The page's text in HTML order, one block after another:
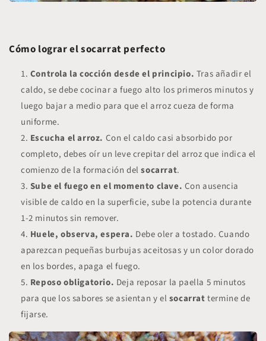
Cómo lograr el socarrat perfecto
Controla la cocción desde el principio. Tras añadir el
caldo, se debe cocinar a fuego alto los primeros minutos y
luego bajar a medio para que el arroz cueza de forma
uniforme.
Escucha el arroz. Con el caldo casi absorbido por
completo, debes oír un leve crepitar del arroz que indica el
comienzo de la formación delsocarrat.
Sube el fuego en el momento clave. Con ausencia
visible de caldo en la superficie, sube la potencia durante
1-2 minutos sin remover.
Huele, observa, espera. Debe oler a tostado. Cuando
aparezcan pequeñas burbujas aceitosas y un color dorado
en los bordes, apaga el fuego.
Reposo obligatorio. Deja reposar la paella 5 minutos
para que los sabores se asientan y elsocarrattermine de
fijarse.